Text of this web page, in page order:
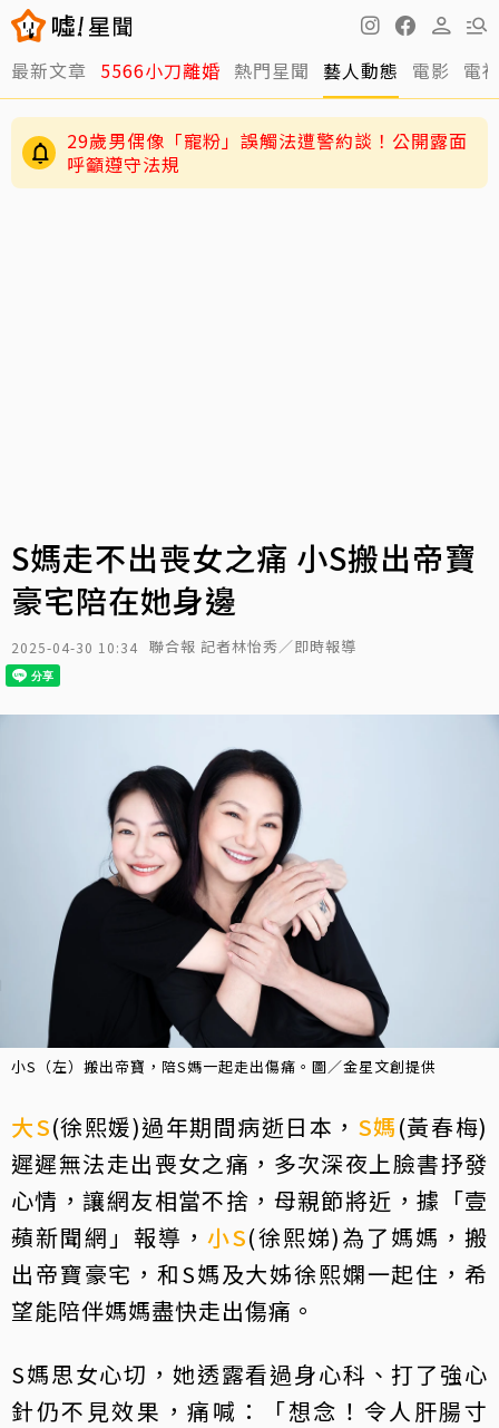
最新文章 5566小刀離婚 熱門星聞 藝人動態 電影 電
29歲男偶像「寵粉」誤觸法遭警約談！公開露面
呼籲遵守法規
S媽走不出喪女之痛 小S搬出帝寶
豪宅陪在她身邊
2025-04-30 10:34 聯合報 記者林怡秀／即時報導
小S（左）搬出帝寶，陪S媽一起走出傷痛。圖／金星文創提供
大S(徐熙媛)過年期間病逝日本， S媽(黃春梅)
遲遲無法走出喪女之痛，多次深夜上臉書抒發
心情，讓網友相當不捨，母親節將近，據「壹
蘋新聞網」報導，小S(徐熙娣)為了媽媽，搬
出帝寶豪宅，和S媽及大姊徐熙嫻一起住，希
望能陪伴媽媽盡快走出傷痛。
S媽思女心切，她透露看過身心科、打了強心
針仍不見效果，痛喊：「想念！令人肝腸寸